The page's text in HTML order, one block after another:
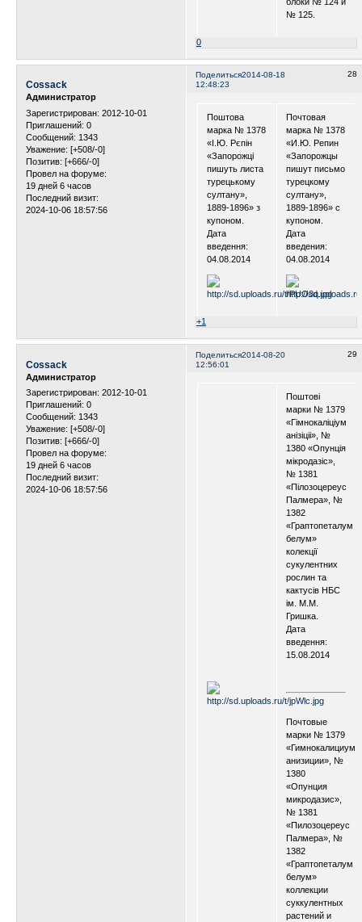
№ 125.
0
Поделиться 28
2014-08-18
12:48:23
Cossack
Администратор
Зарегистрирован: 2012-10-01
Приглашений: 0
Сообщений: 1343
Уважение: [+508/-0]
Позитив: [+666/-0]
Провел на форуме:
19 дней 6 часов
Последний визит:
2024-10-06 18:57:56
Поштова
марка № 1378
«І.Ю. Рєпін
«Запорожці
пишуть листа
турецькому
султану»,
1889-1896» з
купоном.
Дата
введення:
04.08.2014
Почтовая
марка № 1378
«И.Ю. Репин
«Запорожцы
пишут письмо
турецкому
султану»,
1889-1896» с
купоном.
Дата
введения:
04.08.2014
+1
Поделиться 29
2014-08-20
12:56:01
Cossack
Администратор
Зарегистрирован: 2012-10-01
Приглашений: 0
Сообщений: 1343
Уважение: [+508/-0]
Позитив: [+666/-0]
Провел на форуме:
19 дней 6 часов
Последний визит:
2024-10-06 18:57:56
Поштові
марки № 1379
«Гімнокаліціум
анізіціі», №
1380 «Опунція
мікродазіс»,
№ 1381
«Пілозоцереус
Палмера», №
1382
«Граптопеталум
белум»
колекції
сукулентних
рослин та
кактусів НБС
ім. М.М.
Гришка.
Дата
введення:
15.08.2014
.
Почтовые
марки № 1379
«Гимнокалициум
анизиции», №
1380
«Опунция
микродазис»,
№ 1381
«Пилозоцереус
Палмера», №
1382
«Граптопеталум
белум»
коллекции
суккулентных
растений и